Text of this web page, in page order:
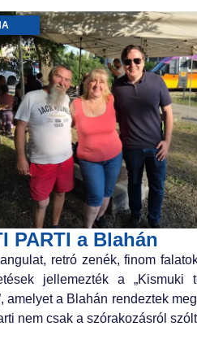
PARTI a Blahán
retró zenék, finom
jellemezték a „Kismuki
amelyet a Blahán rendeztek
nem csak a szórakozásról